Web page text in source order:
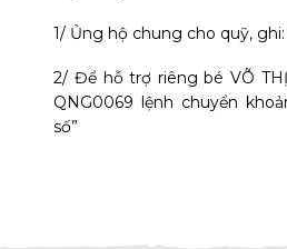
1/ Ủng hộ chung cho quỹ,
2/ Để hỗ trợ riêng bé VÕ
QNG0069 lệnh chuyển
số”